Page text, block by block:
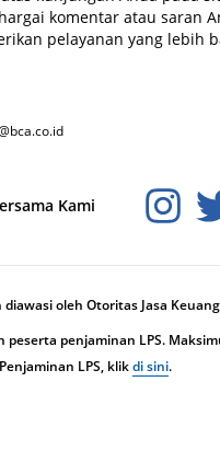
komentar atau saran
pelayanan yang lebih
Kami
diawasi oleh Otoritas Jasa
peserta penjaminan LPS.
LPS, klikdi sini.